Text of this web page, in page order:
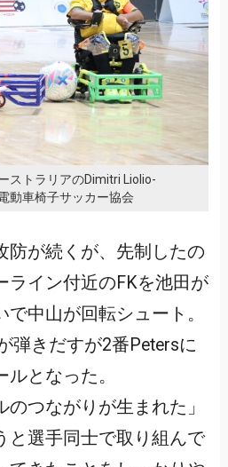
ストラリアのDimitri Liolio-
車椅子サッカー協会
防が続くが、先制したの
イン付近のFKを池田が
中山が回転シュート。
弾きだすが2番Petersに
となった。
のつながりが生まれた」
と選手同士で取り組んで